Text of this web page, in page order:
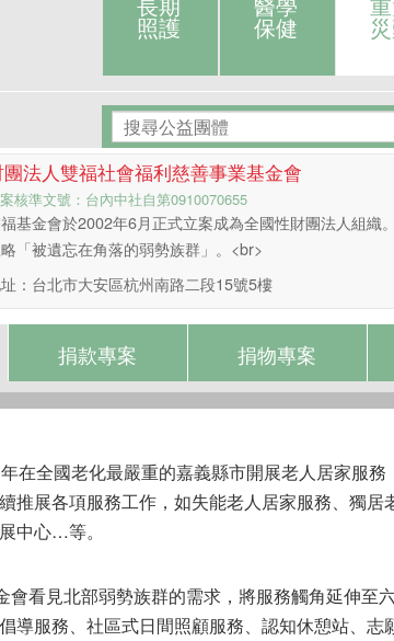
照護 保健
團法人雙福社會福利慈善事業基金會
核準文號：台內中社自第0910070655
基金會於2002年6月正式立案成為全國性財團法人組織
「被遺忘在角落的弱勢族群」。<br>
：台北市大安區杭州南路二段15號5樓
捐款專案 捐物專案
在全國老化最嚴重的嘉義縣市開展老人居家服
推展各項服務工作，如失能老人居家服務、獨居
中心…等。
會看見北部弱勢族群的需求，將服務觸角延伸至
導服務、社區式日間照顧服務、認知休憩站、